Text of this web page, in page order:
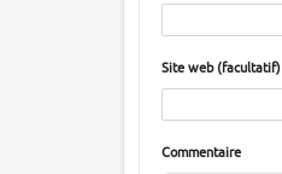
Site web (facultatif)
Commentaire